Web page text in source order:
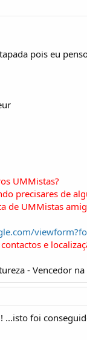
pois eu
UMMistas?
precisares de
de UMMistas
e
- Vencedor
...isto foi